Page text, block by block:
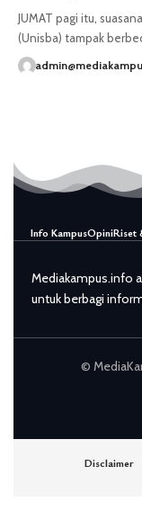
JUMAT pagi itu,
(Unisba) tampak
Info KampusOpiniRiset
Mediakampus.info
untuk berbagi
©
Disclaimer